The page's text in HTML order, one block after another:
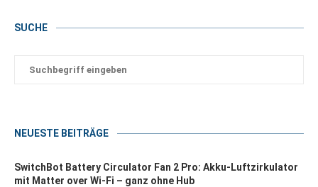
SUCHE
NEUESTE BEITRÄGE
SwitchBot Battery Circulator Fan 2 Pro: Akku-Luftzirkulator
mit Matter over Wi-Fi – ganz ohne Hub